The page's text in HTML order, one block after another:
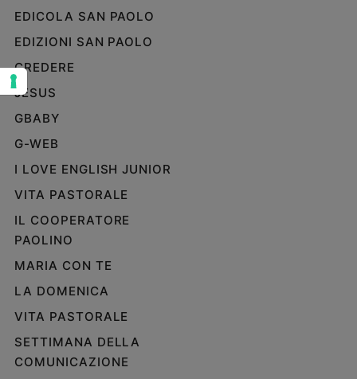
spettacoli
Sanremo
Cinema,
Tv
e
Libri
Musica
Arte
Famiglia
ed
e
figli
Coppia
EDICOLA SAN PAOLO
EDIZIONI SAN PAOLO
CREDERE
JESUS
GBABY
G-WEB
I LOVE ENGLISH JUNIOR
VITA PASTORALE
IL COOPERATORE
PAOLINO
MARIA CON TE
LA DOMENICA
VITA PASTORALE
SETTIMANA DELLA
COMUNICAZIONE